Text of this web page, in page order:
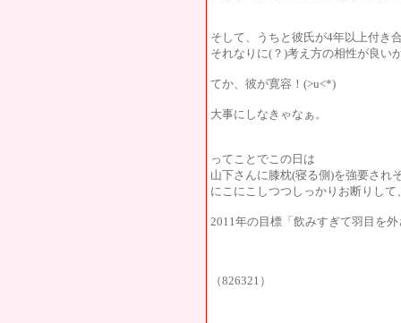
そして、うちと彼氏が4年以上付き
それなりに(？)考え方の相性が良い
てか、彼が寛容！(>u<*)
大事にしなきゃなぁ。
ってことでこの日は
山下さんに膝枕(寝る側)を強要され
にこにこしつつしっかりお断りし
2011年の目標「飲みすぎて羽目を
（826321）